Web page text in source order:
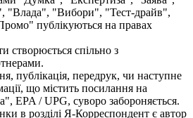
"Влада", "Вибори", "Тест-драйв",
публікуються на правах
створюється спільно з
публікація, передрук, чи наступне
що містить посилання на
EPA / UPG, суворо забороняється.
в розділі Я-Корреспондент є автор